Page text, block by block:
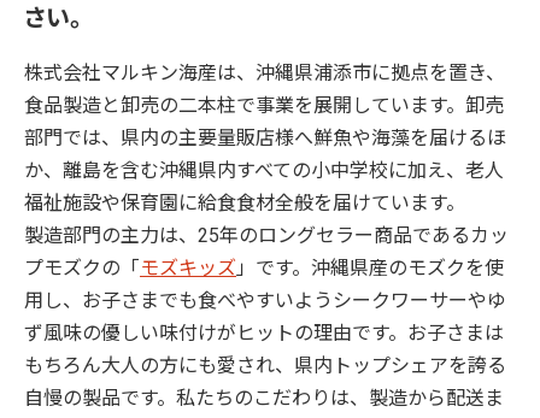
さい。
株式会社マルキン海産は、沖縄県浦添市に拠点を置き、
食品製造と卸売の二本柱で事業を展開しています。卸売
部門では、県内の主要量販店様へ鮮魚や海藻を届けるほ
か、離島を含む沖縄県内すべての小中学校に加え、老人
福祉施設や保育園に給食食材全般を届けています。
製造部門の主力は、25年のロングセラー商品であるカッ
プモズクの「 モズキッズ 」です。沖縄県産のモズクを使
用し、お子さまでも食べやすいようシークワーサーやゆ
ず風味の優しい味付けがヒットの理由です。お子さまは
もちろん大人の方にも愛され、県内トップシェアを誇る
自慢の製品です。私たちのこだわりは、製造から配送ま